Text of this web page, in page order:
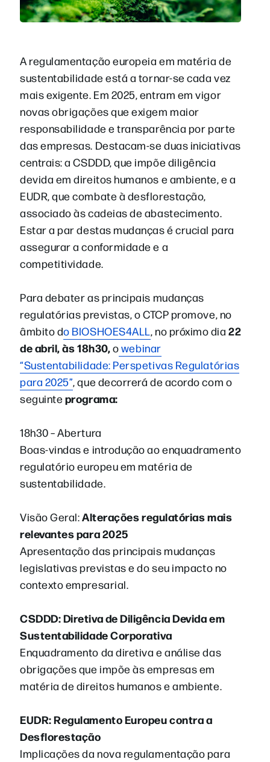
A regulamentação europeia em matéria de
sustentabilidade está a tornar-se cada vez
mais exigente. Em 2025, entram em vigor
novas obrigações que exigem maior
responsabilidade e transparência por parte
das empresas. Destacam-se duas iniciativas
centrais: a CSDDD, que impõe diligência
devida em direitos humanos e ambiente, e a
EUDR, que combate à desflorestação,
associado às cadeias de abastecimento.
Estar a par destas mudanças é crucial para
assegurar a conformidade e a
competitividade.
Para debater as principais mudanças
regulatórias previstas, o CTCP promove, no
âmbito do BIOSHOES4ALL, no próximo dia 22
de abril, às 18h30,owebinar
“Sustentabilidade: Perspetivas Regulatórias
para 2025”, que decorrerá de acordo com o
seguinte programa:
18h30 – Abertura
Boas-vindas e introdução ao enquadramento
regulatório europeu em matéria de
sustentabilidade.
Visão Geral:Alterações regulatórias mais
relevantes para 2025
Apresentação das principais mudanças
legislativas previstas e do seu impacto no
contexto empresarial.
CSDDD: Diretiva de Diligência Devida em
Sustentabilidade Corporativa
Enquadramento da diretiva e análise das
obrigações que impõe às empresas em
matéria de direitos humanos e ambiente.
EUDR: Regulamento Europeu contra a
Desflorestação
Implicações da nova regulamentação para